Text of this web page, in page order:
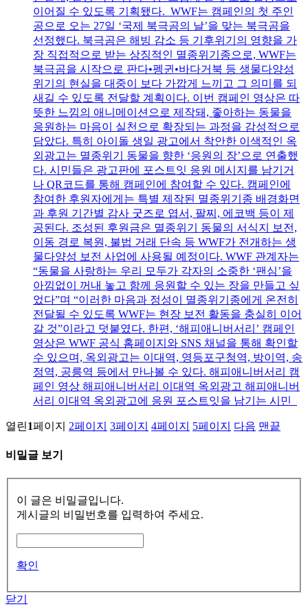
이어질 수 있도록 기획됐다. WWF는 캠페인의 첫 주인
공으로 오는 27일 ‘국제 북극곰의 날’을 맞는 북극곰을
선정했다. 북극곰은 해빙 감소 등 기후위기의 영향을 가
장 직접적으로 받는 상징적인 멸종위기종으로, WWF는
북극곰을 시작으로 판다•펭귄•바다거북 등 생물다양성
위기의 현실을 대중이 보다 가깝게 느끼고 그 의미를 되
새길 수 있도록 전달할 계획이다. 이번 캠페인 영상은 따
뜻한 느낌의 애니메이션으로 제작돼, 좋아하는 동물을
응원하는 마음이 실천으로 확장되는 과정을 감성적으로
담았다. 특히 아이돌 생일 광고에서 착안한 이색적인 옥
외광고는 멸종위기 동물을 향한 ‘응원의 장’으로 연출했
다. 시민들은 광고판에 포스트잇 응원 메시지를 남기거
나 QR코드를 통해 캠페인에 참여할 수 있다. 캠페인에
참여한 후원자에게는 특별 제작된 멸종위기종 배경화면
과 후원 기간별 감사 굿즈로 엽서, 팔찌, 에코백 등이 제
공된다. 조성된 후원금은 멸종위기 동물의 서식지 보전,
이동 경로 복원, 불법 거래 단속 등 WWF가 전개하는 생
물다양성 보전 사업에 사용될 예정이다. WWF 관계자는
“동물을 사랑하는 우리 모두가 각자의 소중한 ‘팬심’을
아낌없이 꺼내 놓고 함께 응원할 수 있는 장을 만들고 싶
었다”며 “이러한 마음과 정성이 멸종위기종에게 온전히
전달될 수 있도록 WWF는 현장 보전 활동을 충실히 이어
갈 것”이라고 덧붙였다. 한편, ‘해피애니버서리’ 캠페인
영상은 WWF 공식 홈페이지와 SNS 채널을 통해 확인할
수 있으며, 옥외광고는 이대역, 영등포구청역, 방이역, 송
정역, 공릉역 등에서 만나볼 수 있다. 해피애니버서리 캠
페인 영상 해피애니버서리 이대역 옥외광고 해피애니버
서리 이대역 옥외광고에 응원 포스트잇을 남기는 시민
열린1페이지 2페이지 3페이지 4페이지 5페이지 다음 맨끝
비밀글 보기
이 글은 비밀글입니다.
게시글의 비밀번호를 입력하여 주세요.
확인
닫기